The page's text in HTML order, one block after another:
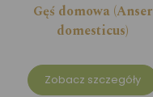
Gęś domowa (Anser
domesticus)
Zobacz szczegóły